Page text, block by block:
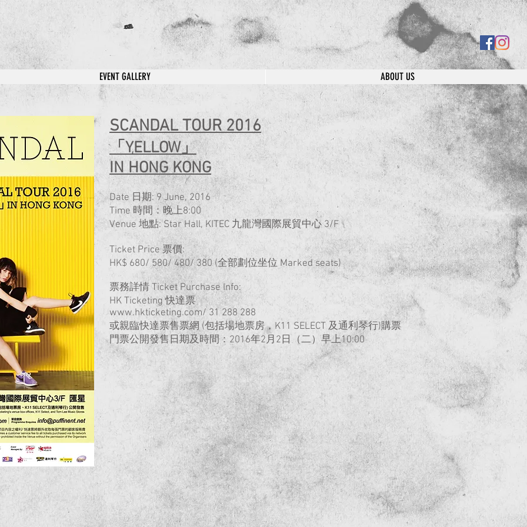
EVENT GALLERY ABOUT US
SCANDAL TOUR 2016
「YELLOW」
IN HONG KONG
Date 日期: 9 June, 2016
Time 時間：晚上8:00
Venue 地點: Star Hall, KITEC 九龍灣國際展貿中心 3/F
Ticket Price 票價:
HK$ 680/ 580/ 480/ 380 (全部劃位坐位 Marked seats)
票務詳情 Ticket Purchase Info:
HK Ticketing 快達票
www.hkticketing.com/ 31 288 288
或親臨快達票售票網 (包括場地票房，K11 SELECT 及通利琴行)購票
門票公開發售日期及時間：2016年2月2日（二）早上10:00